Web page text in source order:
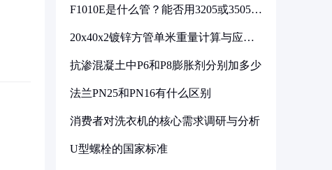
F1010E是什么管？能否用3205或3505代
20x40x2镀锌方管单米重量计算与应用
抗渗混凝土中P6和P8膨胀剂分别加多少
法兰PN25和PN16有什么区别
消费者对洗衣机的核心需求调研与分析
U型螺栓的国家标准